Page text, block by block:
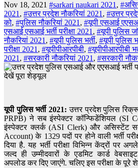
Nov 18, 2021 #sarkari naukari 2021,
2021, #उत्तर प्रदेश नौकरियां 2021, #उत्तर
को, #पुलिस नौकरियां 2021, #यूपी एसआई
एसआई एसआई भर्ती परीक्षा 2021, #यूपी पुलिस
नौकरियां 2021, #यूपी पुलिस भर्ती, #यूपी पुलिस
परीक्षा 2021, #यूपीपीआरपीबी, #यूपीपीआरपीबी
2021, #सरकारी नौकरियां 2021, #सरकारी
यूपी पुलिस भर्ती 2021: उत्तर प्रदेश पुलिस
PRPB) ने सब इंस्पेक्टर कॉन्फिडेंशियल (SI
इंस्पेक्टर क्लर्क (ASI Clerk) और असिस्टेंट
Account) के 1329 पदों पर होने वाली भर्ती
दिया है. यह भर्ती परीक्षा विभिन्न केंद्रों पर
जल्द ही उम्मीदवारों के एडमिट कार्ड वेबसाइट
अपलोड कर दिए जाएंगे. चलिए इस परीक्षा के